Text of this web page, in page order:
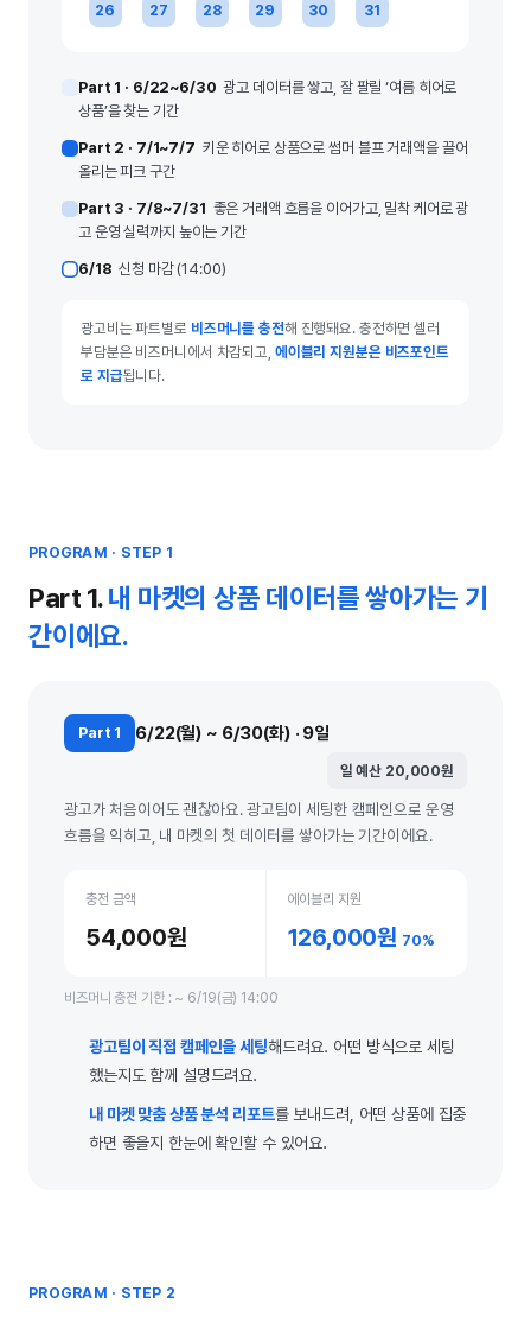
26 27 28 29 30 31
Part 1 · 6/22~6/30 광고 데이터를 쌓고, 잘 팔릴 ‘여름 히어로
상품’을 찾는 기간
Part 2 · 7/1~7/7 키운 히어로 상품으로 썸머 블프 거래액을 끌어
올리는 피크 구간
Part 3 · 7/8~7/31 좋은 거래액 흐름을 이어가고, 밀착 케어로 광
고 운영 실력까지 높이는 기간
6/18 신청 마감 (14:00)
광고비는 파트별로 비즈머니를 충전해 진행돼요. 충전하면 셀러
부담분은 비즈머니에서 차감되고, 에이블리 지원분은 비즈포인트
로 지급됩니다.
PROGRAM · STEP 1
Part 1.내 마켓의 상품 데이터를 쌓아가는 기
간이에요.
Part 1 6/22(월) ~ 6/30(화) · 9일
일 예산 20,000원
광고가 처음이어도 괜찮아요. 광고팀이 세팅한 캠페인으로 운영
흐름을 익히고, 내 마켓의 첫 데이터를 쌓아가는 기간이에요.
충전 금액
54,000원
에이블리 지원
126,000원 70%
비즈머니 충전 기한 : ~ 6/19(금) 14:00
광고팀이 직접 캠페인을 세팅해드려요. 어떤 방식으로 세팅
했는지도 함께 설명드려요.
내 마켓 맞춤 상품 분석 리포트를 보내드려, 어떤 상품에 집중
하면 좋을지 한눈에 확인할 수 있어요.
PROGRAM · STEP 2